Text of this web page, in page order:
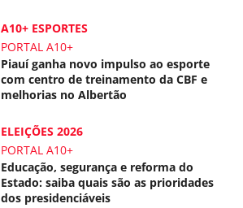
A10+ ESPORTES
PORTAL A10+
Piauí ganha novo impulso ao esporte
com centro de treinamento da CBF e
melhorias no Albertão
ELEIÇÕES 2026
PORTAL A10+
Educação, segurança e reforma do
Estado: saiba quais são as prioridades
dos presidenciáveis